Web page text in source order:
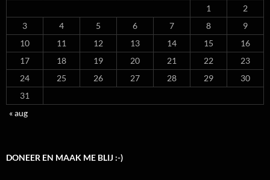
1
2
3
4 5 6 7 8
9
10
11 12 13 14 15
16
17
18 19 20 21 22
23
24
25 26 27 28 29
30
31
« aug
DONEER EN MAAK ME BLIJ :-)